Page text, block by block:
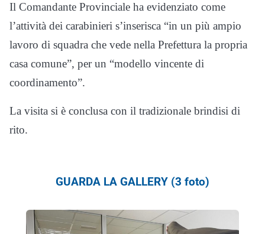
Il Comandante Provinciale ha evidenziato come
l’attività dei carabinieri s’inserisca “in un più ampio
lavoro di squadra che vede nella Prefettura la propria
casa comune”, per un “modello vincente di
coordinamento”.
La visita si è conclusa con il tradizionale brindisi di
rito.
GUARDA LA GALLERY (3 foto)